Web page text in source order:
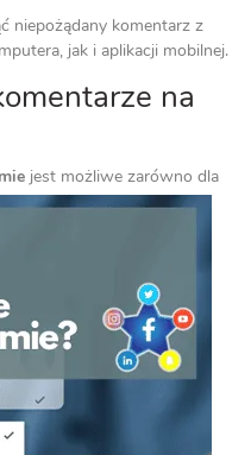
niepożądany komentarz z
jak i aplikacji mobilnej.
na
jest możliwe zarówno dla